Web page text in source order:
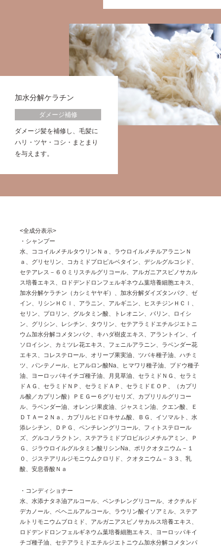
加水分解ケラチン
ダメージ補修
ダメージ髪を補修し、毛髪に
ハリ・ツヤ・コシ・まとまり
を与えます。
<全成分表示>
・シャンプー
水、ココイルメチルタウリンＮａ、ラウロイルメチルアラニンＮ
ａ、グリセリン、コカミドプロピルベタイン、デシルグルコシド、
セテアレス－６０ミリスチルグリコール、アルガニアスピノサカル
ス培養エキス、ロドデンドロンフェルギネウム葉培養細胞エキス、
加水分解ケラチン（カシミヤヤギ）、加水分解ダイズタンパク、ゼ
イン、リシンＨＣｌ、アラニン、アルギニン、ヒスチジンＨＣｌ、
セリン、プロリン、グルタミン酸、トレオニン、バリン、ロイシ
ン、グリシン、レシチン、タウリン、セテアラミドエチルジエトニ
ウム加水分解コメタンパク、キハダ樹皮エキス、アラントイン、イ
ソロイシン、カミツレ花エキス、フェニルアラニン、ラベンダー花
エキス、コレステロール、オリーブ果実油、ツバキ種子油、ハチミ
ツ、パンテノール、ヒアルロン酸Na、ヒマワリ種子油、ブドウ種子
油、ヨーロッパキイチゴ種子油、月見草油、セラミドＮＧ、セラミ
ドＡＧ、セラミドＮＰ、セラミドＡＰ、セラミドＥＯＰ、（カプリ
ル酸／カプリン酸）ＰＥＧー６グリセリズ、カプリリルグリコー
ル、ラベンダー油、オレンジ果皮油、ジャスミン油、クエン酸、Ｅ
ＤＴＡー２Ｎａ、カプリルヒドロキサム酸、ＢＧ、イソマルト、水
添レシチン、ＤＰＧ、ペンチレングリコール、フィトステロール
ズ、グルコノラクトン、ステアラミドプロピルジメチルアミン、Ｐ
Ｇ、ジラウロイルグルタミン酸リシンNa、ポリクオタニウム－１
０、ジステアリルジモニウムクロリド、クオタニウム－３３、乳
酸、安息香酸Ｎａ
・コンディショナー
水、水添ナタネ油アルコール、ペンチレングリコール、オクチルド
デカノール、ベヘニルアルコール、ラウリン酸イソアミル、ステア
ルトリモニウムブロミド、アルガニアスピノサカルス培養エキス、
ロドデンドロンフェルギネウム葉培養細胞エキス、ヨーロッパキイ
チゴ種子油、セテアラミドエチルジエトニウム加水分解コメタンパ